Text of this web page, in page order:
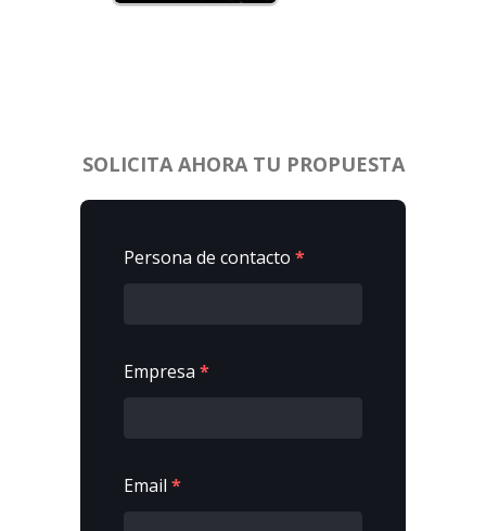
SOLICITA AHORA TU PROPUESTA
Persona de contacto *
Empresa *
Email *